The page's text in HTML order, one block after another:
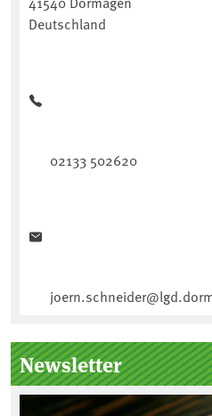
Deutschland
02133 502620
Newsletter